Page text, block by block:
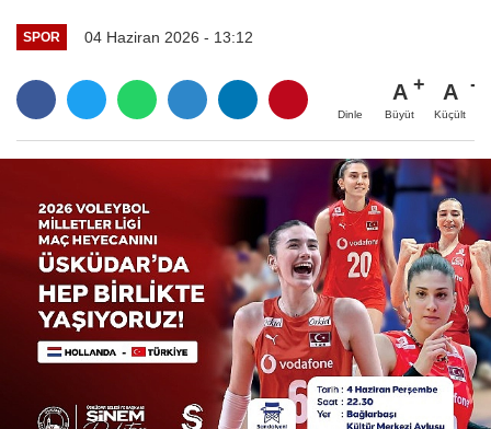
SPOR 04 Haziran 2026 - 13:12
Dinle
A
Büyüt
A
Küçült